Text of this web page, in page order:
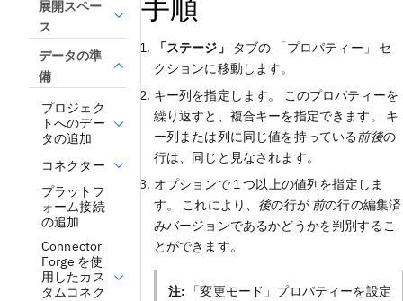
展開スペー
ス
データの準
備
プロジェク
トへのデー
タの追加
コネクター
プラットフ
ォーム接続
の追加
Connector
Forge を使
用したカス
タムコネク
「ステージ」 タブの 「プロパティー」
セ
クションに移動します。
キー列を指定します。 このプロパティーを
繰り返すと、複合キーを指定できます。 キ
ー列または列に同じ値を持っている前後の
行は、同じと見なされます。
オプションで 1 つ以上の値列を指定しま
す。 これにより、 後の行が 前の行の編集済
みバージョンであるかどうかを判別するこ
とができます。
注: 「変更モード」プロパティーを設定